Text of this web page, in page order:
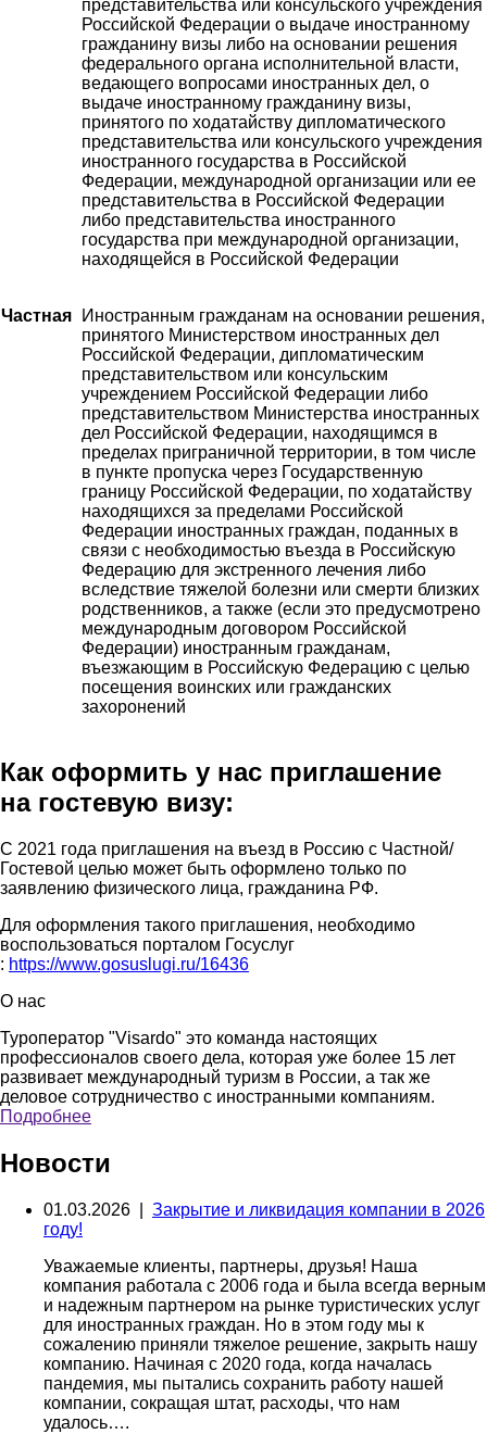
представительства или консульского учреждения
Российской Федерации о выдаче иностранному
гражданину визы либо на основании решения
федерального органа исполнительной власти,
ведающего вопросами иностранных дел, о
выдаче иностранному гражданину визы,
принятого по ходатайству дипломатического
представительства или консульского учреждения
иностранного государства в Российской
Федерации, международной организации или ее
представительства в Российской Федерации
либо представительства иностранного
государства при международной организации,
находящейся в Российской Федерации
Частная
Иностранным гражданам на основании решения,
принятого Министерством иностранных дел
Российской Федерации, дипломатическим
представительством или консульским
учреждением Российской Федерации либо
представительством Министерства иностранных
дел Российской Федерации, находящимся в
пределах приграничной территории, в том числе
в пункте пропуска через Государственную
границу Российской Федерации, по ходатайству
находящихся за пределами Российской
Федерации иностранных граждан, поданных в
связи с необходимостью въезда в Российскую
Федерацию для экстренного лечения либо
вследствие тяжелой болезни или смерти близких
родственников, а также (если это предусмотрено
международным договором Российской
Федерации) иностранным гражданам,
въезжающим в Российскую Федерацию с целью
посещения воинских или гражданских
захоронений
Как оформить у нас приглашение
на гостевую визу:
С 2021 года приглашения на въезд в Россию с Частной/
Гостевой целью может быть оформлено только по
заявлению физического лица, гражданина РФ.
Для оформления такого приглашения, необходимо
воспользоваться порталом Госуслуг
: https://www.gosuslugi.ru/16436
О нас
Туроператор "Visardo" это команда настоящих
профессионалов своего дела, которая уже более 15 лет
развивает международный туризм в России, а так же
деловое сотрудничество с иностранными компаниям.
Подробнее
Новости
01.03.2026 | Закрытие и ликвидация компании в 2026
году!
Уважаемые клиенты, партнеры, друзья! Наша
компания работала с 2006 года и была всегда верным
и надежным партнером на рынке туристических услуг
для иностранных граждан. Но в этом году мы к
сожалению приняли тяжелое решение, закрыть нашу
компанию. Начиная с 2020 года, когда началась
пандемия, мы пытались сохранить работу нашей
компании, сокращая штат, расходы, что нам
удалось….